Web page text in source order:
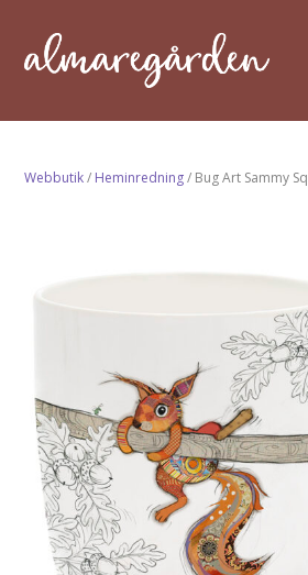
Webbutik/ Heminredning/ Bug Art Sammy